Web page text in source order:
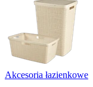
Akcesoria łazienkowe